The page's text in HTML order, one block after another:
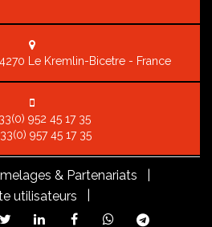
Le Kremlin-Bicetre - France
952 45 17 35
957 45 17 35
& Partenariats |
utilisateurs